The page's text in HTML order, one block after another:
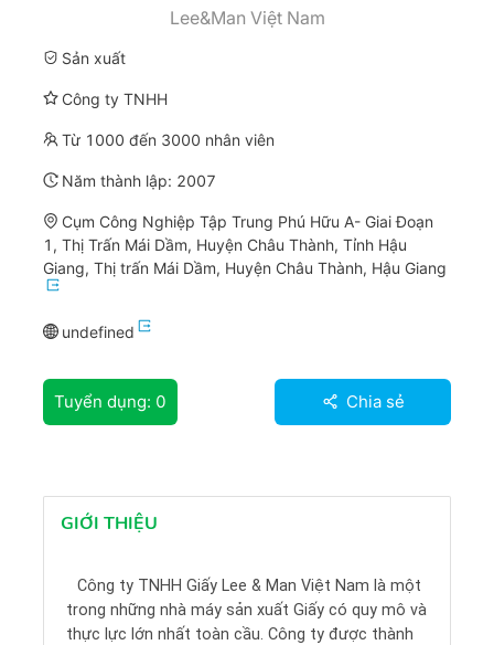
Lee&Man Việt Nam
Sản xuất
Công ty TNHH
Từ 1000 đến 3000 nhân viên
Năm thành lập: 2007
Cụm Công Nghiệp Tập Trung Phú Hữu A- Giai Đoạn
1, Thị Trấn Mái Dầm, Huyện Châu Thành, Tỉnh Hậu
Giang, Thị trấn Mái Dầm, Huyện Châu Thành, Hậu Giang
undefined
Tuyển dụng: 0 Chia sẻ
GIỚI THIỆU
Công ty TNHH Giấy Lee & Man Việt Nam là một
trong những nhà máy sản xuất Giấy có quy mô và
thực lực lớn nhất toàn cầu. Công ty được thành